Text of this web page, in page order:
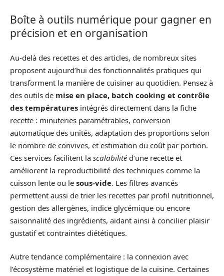
Boîte à outils numérique pour gagner en
précision et en organisation
Au-delà des recettes et des articles, de nombreux sites
proposent aujourd’hui des fonctionnalités pratiques qui
transforment la manière de cuisiner au quotidien. Pensez à
des outils de mise en place, batch cooking et contrôle
des températures intégrés directement dans la fiche
recette : minuteries paramétrables, conversion
automatique des unités, adaptation des proportions selon
le nombre de convives, et estimation du coût par portion.
Ces services facilitent la scalabilitéd’une recette et
améliorent la reproductibilité des techniques comme la
cuisson lente ou le sous-vide. Les filtres avancés
permettent aussi de trier les recettes par profil nutritionnel,
gestion des allergènes, indice glycémique ou encore
saisonnalité des ingrédients, aidant ainsi à concilier plaisir
gustatif et contraintes diététiques.
Autre tendance complémentaire : la connexion avec
l’écosystème matériel et logistique de la cuisine. Certaines